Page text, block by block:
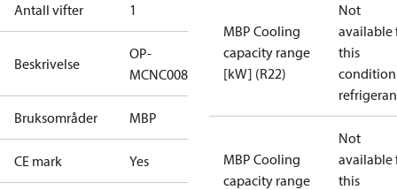
Antall vifter 1
Beskrivelse
OP-
MCNC008NUA09G
Bruksområder MBP
CE mark Yes
MBP Cooling
capacity range
[kW] (R22)
Not
available
this
MBP Cooling
capacity range
Not
available
this